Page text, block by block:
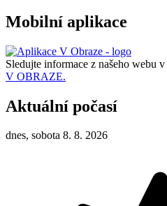
Mobilní aplikace
Sledujte informace z našeho webu v
V OBRAZE.
Aktuální počasí
dnes, sobota 8. 8. 2026